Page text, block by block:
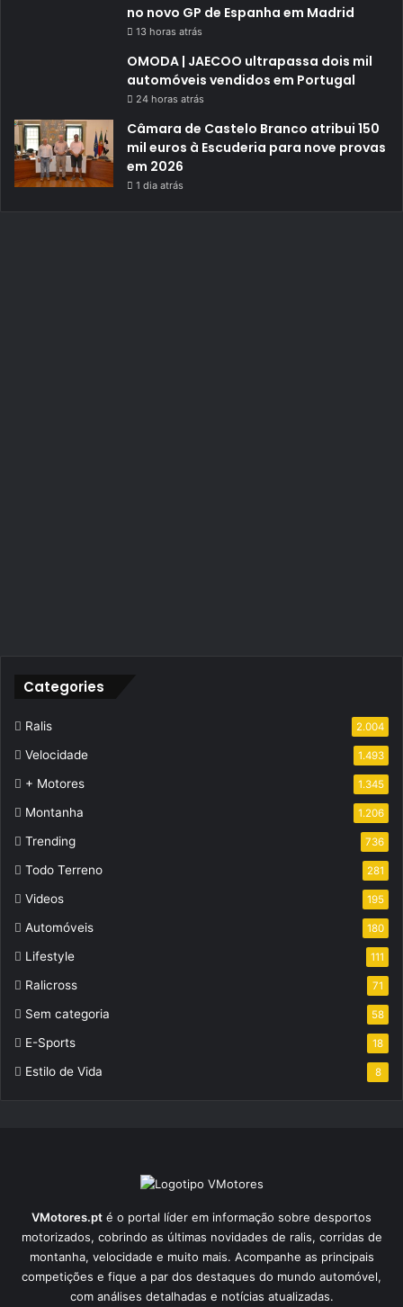
no novo GP de Espanha em Madrid
13 horas atrás
OMODA | JAECOO ultrapassa dois mil
automóveis vendidos em Portugal
24 horas atrás
Câmara de Castelo Branco atribui 150
mil euros à Escuderia para nove provas
em 2026
1 dia atrás
Categories
Ralis 2.004
Velocidade 1.493
+ Motores 1.345
Montanha 1.206
Trending 736
Todo Terreno 281
Videos 195
Automóveis 180
Lifestyle 111
Ralicross 71
Sem categoria 58
E-Sports 18
Estilo de Vida 8
VMotores.pt é o portal líder em informação sobre desportos
motorizados, cobrindo as últimas novidades de ralis, corridas de
montanha, velocidade e muito mais. Acompanhe as principais
competições e fique a par dos destaques do mundo automóvel,
com análises detalhadas e notícias atualizadas.